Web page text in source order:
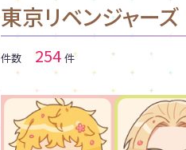
東京リベンジャーズ
件数 254 件